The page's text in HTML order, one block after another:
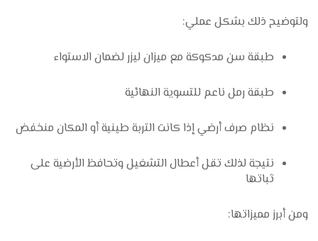
ولتوضيح ذلك بشكل عملي:
طبقة سن مدكوكة مع ميزان ليزر لضمان الاستواء
طبقة رمل ناعم للتسوية النهائية
نظام صرف أرضي إذا كانت التربة طينية أو المكان منخفض
نتيجة لذلك تقل أعطال التشغيل وتحافظ الأرضية على
ثباتها
ومن أبرز مميزاتها: